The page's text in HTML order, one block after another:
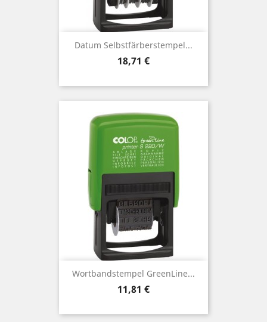
Datum Selbstfärberstempel...
Preis
18,71 €
Wortbandstempel GreenLine...
Preis
11,81 €